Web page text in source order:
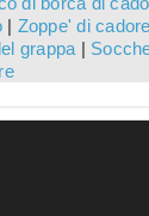
| Zoppe' di cadore
grappa |